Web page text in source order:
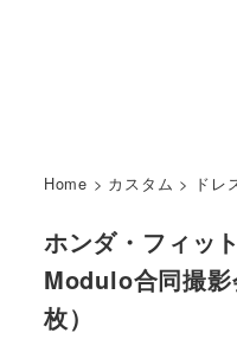
Home > カスタム > ドレ
ホンダ・フィッ
Modulo合同撮
枚）